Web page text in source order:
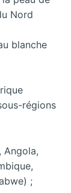
Nord
blanche
régions
Angola,
;